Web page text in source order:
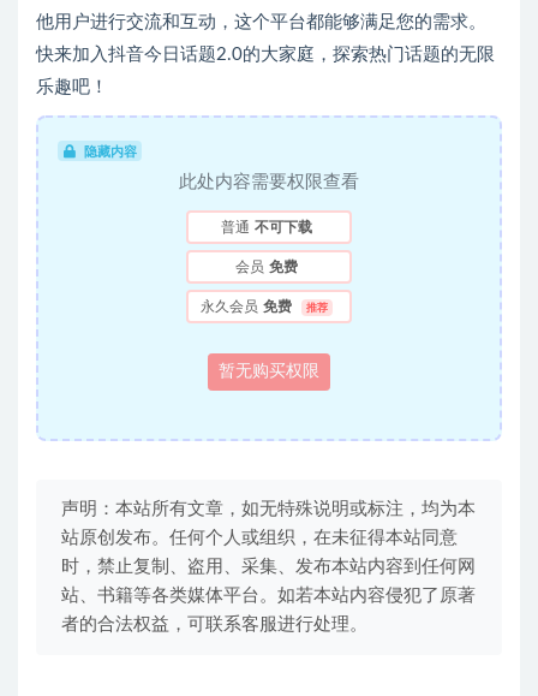
他用户进行交流和互动，这个平台都能够满足您的需求。
快来加入抖音今日话题2.0的大家庭，探索热门话题的无限
乐趣吧！
隐藏内容
此处内容需要权限查看
普通 不可下载
会员 免费
永久会员 免费 推荐
暂无购买权限
声明：本站所有文章，如无特殊说明或标注，均为本
站原创发布。任何个人或组织，在未征得本站同意
时，禁止复制、盗用、采集、发布本站内容到任何网
站、书籍等各类媒体平台。如若本站内容侵犯了原著
者的合法权益，可联系客服进行处理。